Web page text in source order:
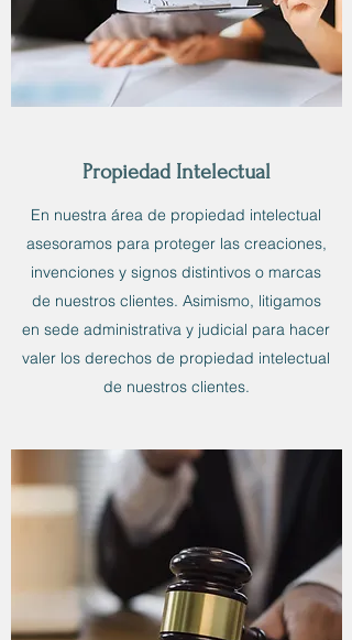
Propiedad Intelectual
En nuestra área de propiedad intelectual
asesoramos para proteger las creaciones,
invenciones y signos distintivos o marcas
de nuestros clientes. Asimismo, litigamos
en sede administrativa y judicial para hacer
valer los derechos de propiedad intelectual
de nuestros clientes.